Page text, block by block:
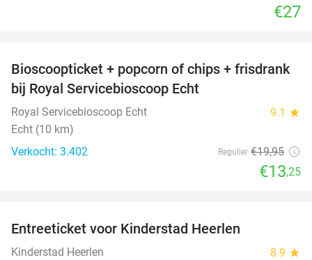
€27
34%
Bioscoopticket + popcorn of chips + frisdrank
bij Royal Servicebioscoop Echt
Royal Servicebioscoop Echt 9.1 star
Echt (10 km)
Verkocht: 3.402
Regulier €19,95
€13,25
Entreeticket voor Kinderstad Heerlen
Kinderstad Heerlen 8.9 star